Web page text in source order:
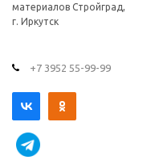
материалов Стройград,
г. Иркутск
+7 3952 55-99-99